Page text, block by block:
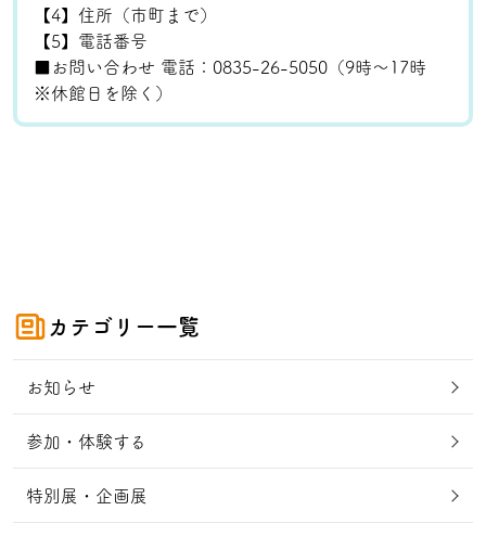
【4】住所（市町まで）
【5】電話番号
■お問い合わせ 電話：0835-26-5050（9時～17時
※休館日を除く）
カテゴリー一覧
お知らせ
参加・体験する
特別展・企画展